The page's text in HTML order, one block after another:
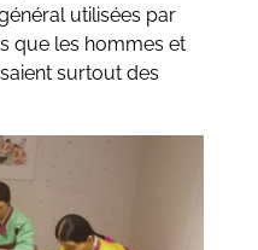
utilisées par
que les hommes et
surtout des